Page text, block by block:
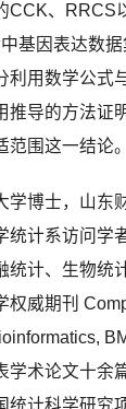
CCK、RRCS
基因表达数
利用数学公式
推导的方法证
围这一结论。
学博士，山东
统计系访问学
统计、生物统
权威期刊
学术论文十余
统计科学研究